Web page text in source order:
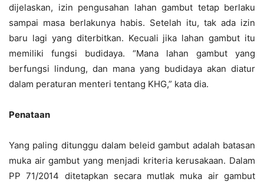
dijelaskan, izin pengusahan lahan gambut tetap berlaku
sampai masa berlakunya habis. Setelah itu, tak ada izin
baru lagi yang diterbitkan. Kecuali jika lahan gambut itu
memiliki fungsi budidaya. “Mana lahan gambut yang
berfungsi lindung, dan mana yang budidaya akan diatur
dalam peraturan menteri tentang KHG,” kata dia.
Penataan
Yang paling ditunggu dalam beleid gambut adalah batasan
muka air gambut yang menjadi kriteria kerusakaan. Dalam
PP 71/2014 ditetapkan secara mutlak muka air gambut